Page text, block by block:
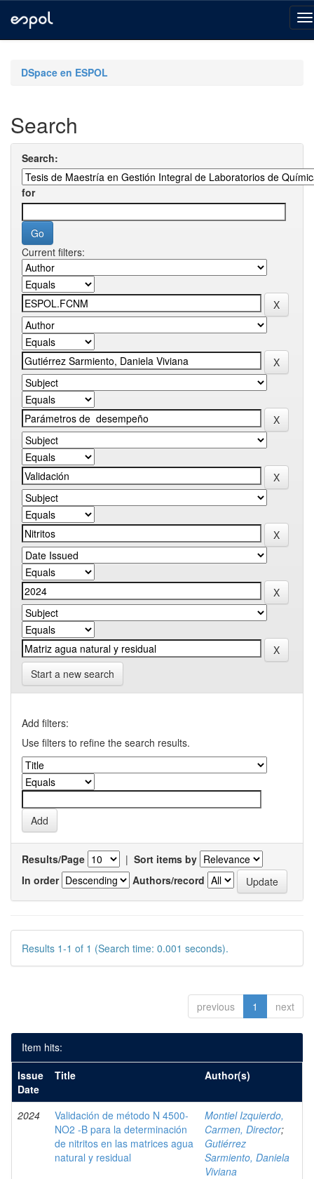
navigationDSpace en ESPOL
Search
Search:
for
Current filters:
Start a new search
Add filters:
Use filters to refine the search results.
Results/Page | Sort items by
In order
Authors/record
Results 1-1 of 1 (Search time: 0.001 seconds).
previous 1 next
Item hits:
Issue
Date
Title Author(s)
2024
Validación de método N 4500-
NO2 -B para la determinación
de nitritos en las matrices agua
natural y residual
Montiel Izquierdo,
Carmen, Director;
Gutiérrez
Sarmiento, Daniela
Viviana